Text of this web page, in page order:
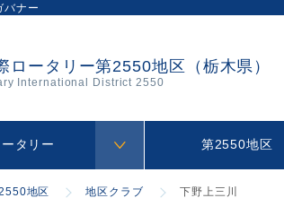
ロータリー第2550地区（栃木県）
International District 2550
ナー
タリー 第2550地区
地区 地区クラブ 下野上三川